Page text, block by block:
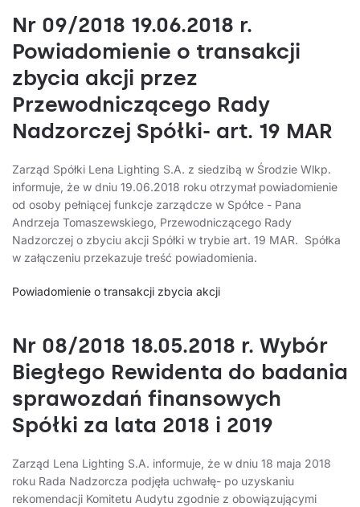
Nr 09/2018 19.06.2018 r.
Powiadomienie o transakcji
zbycia akcji przez
Przewodniczącego Rady
Nadzorczej Spółki- art. 19 MAR
Zarząd Spółki Lena Lighting S.A. z siedzibą w Środzie Wlkp.
informuje, że w dniu 19.06.2018 roku otrzymał powiadomienie
od osoby pełniącej funkcje zarządcze w Spółce - Pana
Andrzeja Tomaszewskiego, Przewodniczącego Rady
Nadzorczej o zbyciu akcji Spółki w trybie art. 19 MAR. Spółka
w załączeniu przekazuje treść powiadomienia.
Powiadomienie o transakcji zbycia akcji
Nr 08/2018 18.05.2018 r. Wybór
Biegłego Rewidenta do badania
sprawozdań finansowych
Spółki za lata 2018 i 2019
Zarząd Lena Lighting S.A. informuje, że w dniu 18 maja 2018
roku Rada Nadzorcza podjęła uchwałę- po uzyskaniu
rekomendacji Komitetu Audytu zgodnie z obowiązującymi